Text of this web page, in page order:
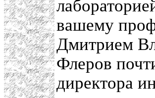
вашему
Дмитрием
Флеров
директора